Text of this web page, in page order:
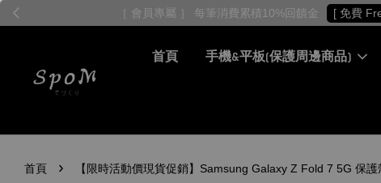
［
首頁 手機&平板(保護周邊商品)
首頁 › 【限時活動價現貨促銷】Samsung Galaxy Z Fold 7 5G 保